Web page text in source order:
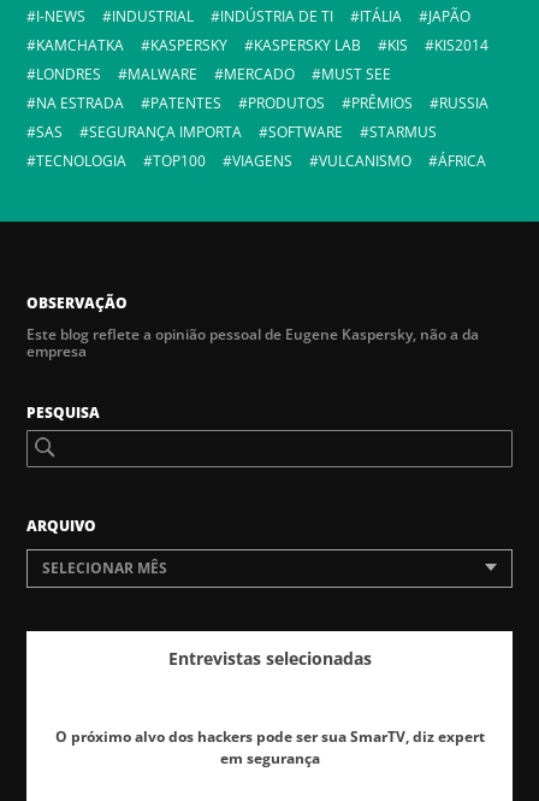
I-NEWS
INDUSTRIAL INDÚSTRIA DE TI ITÁLIA
JAPÃO
KAMCHATKA
KASPERSKY KASPERSKY LAB KIS
KIS2014
LONDRES
MALWARE MERCADO
MUST SEE
NA ESTRADA
PATENTES PRODUTOS PRÊMIOS
RUSSIA
SAS
SEGURANÇA IMPORTA SOFTWARE
STARMUS
TECNOLOGIA
TOP100 VIAGENS VULCANISMO ÁFRICA
OBSERVAÇÃO
Este blog reflete a opinião pessoal de Eugene Kaspersky, não a da
empresa
PESQUISA
ARQUIVO
SELECIONAR MÊS
Entrevistas selecionadas
O próximo alvo dos hackers pode ser sua SmarTV, diz expert
em segurança